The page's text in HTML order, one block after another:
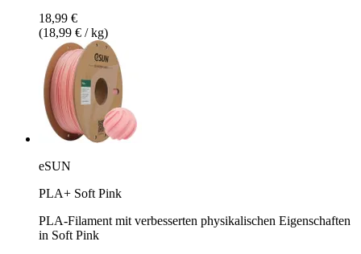
18,99 €
(18,99 € / kg)
eSUN
PLA+ Soft Pink
PLA-Filament mit verbesserten physikalischen Eigenschaften
in Soft Pink